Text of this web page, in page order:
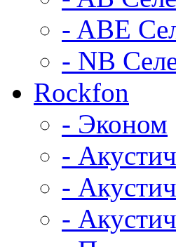
- ABE
- NB
Rockfon
- Эконом
-
-
-